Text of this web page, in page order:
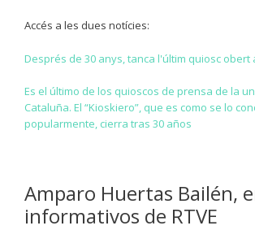
Accés a les dues notícies:
Després de 30 anys, tanca l'últim quiosc obert
Es el último de los quioscos de prensa de la
Cataluña. El “Kioskiero”, que es como se lo
popularmente, cierra tras 30 años
Amparo Huertas Bailén,
informativos de RTVE